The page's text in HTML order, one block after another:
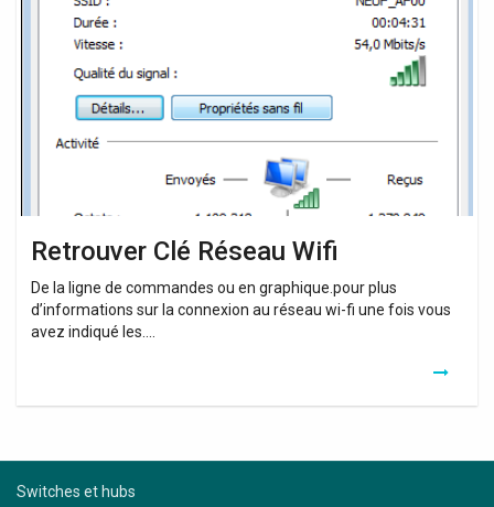
Retrouver Clé Réseau Wifi
De la ligne de commandes ou en graphique.pour plus
d’informations sur la connexion au réseau wi-fi une fois vous
avez indiqué les….
Switches et hubs